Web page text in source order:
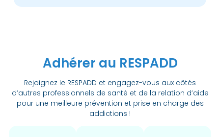
Adhérer au RESPADD
Rejoignez le RESPADD et engagez-vous aux côtés
d’autres professionnels de santé et de la relation d’aide
pour une meilleure prévention et prise en charge des
addictions !